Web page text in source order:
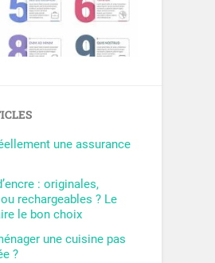
une assurance
: originales,
rechargeables ? Le
le bon choix
une cuisine pas
?